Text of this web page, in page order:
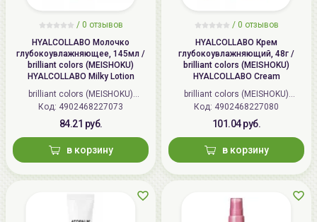
/ 0 отзывов
HYALCOLLABO Молочко
глубокоувлажняющее, 145мл /
brilliant colors (MEISHOKU)
HYALCOLLABO Milky Lotion
brilliant colors (MEISHOKU)
(Япония)
Код: 4902468227073
84.21 руб.
в корзину
/ 0 отзывов
HYALCOLLABO Крем
глубокоувлажняющий, 48г /
brilliant colors (MEISHOKU)
HYALCOLLABO Cream
brilliant colors (MEISHOKU)
(Япония)
Код: 4902468227080
101.04 руб.
в корзину